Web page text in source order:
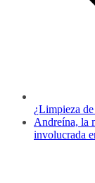
¿Limpieza
Andreína, la
involucrada